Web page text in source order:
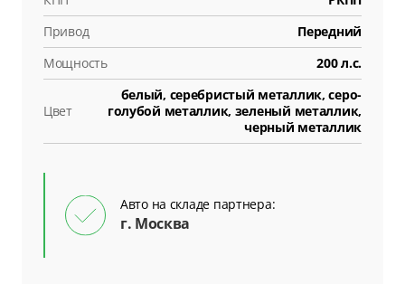
Привод
Передний
Мощность
200 л.с.
Цвет
белый, серебристый металлик, серо-
голубой металлик, зеленый металлик,
черный металлик
Авто на складе партнера:
г. Москва